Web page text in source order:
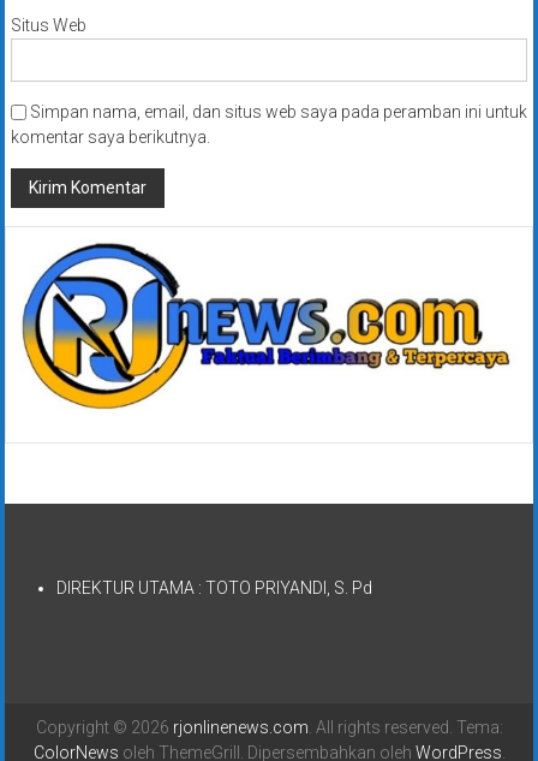
Situs Web
Simpan nama, email, dan situs web saya pada peramban ini untuk
komentar saya berikutnya.
DIREKTUR UTAMA : TOTO PRIYANDI, S. Pd
Copyright © 2026 rjonlinenews.com . All rights reserved. Tema:
ColorNews oleh ThemeGrill. Dipersembahkan oleh WordPress